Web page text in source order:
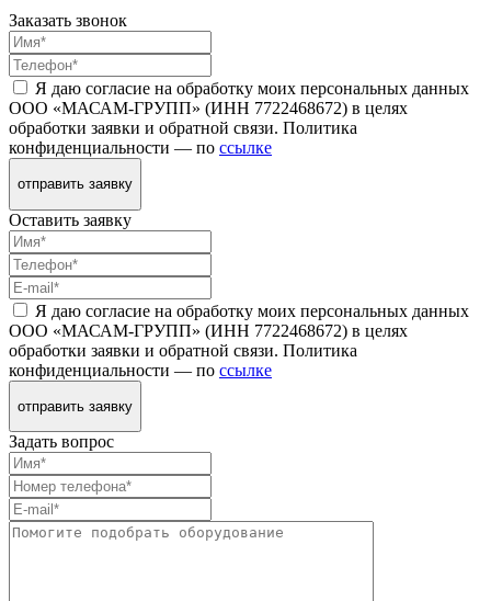
Заказать звонок
Я даю согласие на обработку моих персональных данных
ООО «МАСАМ-ГРУПП» (ИНН 7722468672) в целях
обработки заявки и обратной связи. Политика
конфиденциальности — по ссылке
отправить заявку
Оставить заявку
Я даю согласие на обработку моих персональных данных
ООО «МАСАМ-ГРУПП» (ИНН 7722468672) в целях
обработки заявки и обратной связи. Политика
конфиденциальности — по ссылке
отправить заявку
Задать вопрос